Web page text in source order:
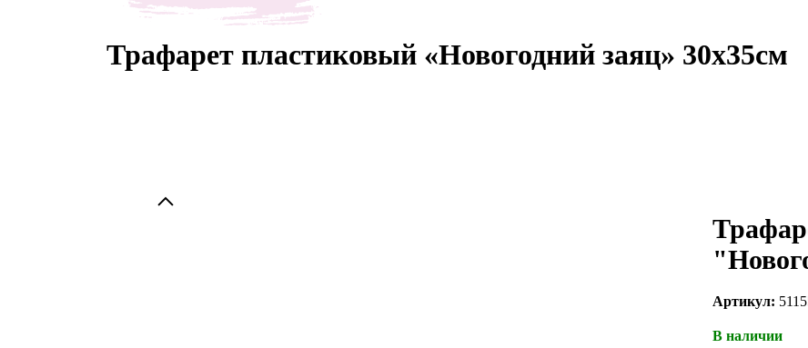
Трафарет пластиковый «Новогодний заяц» 30х35см
Артикул:
В наличии